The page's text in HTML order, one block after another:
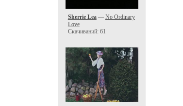
Sherrie Lea— No Ordinary
Love
Скачиваний: 61